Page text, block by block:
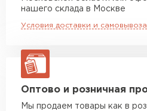
Манипулятор до 20 тн
нашего склада в Москве
Условия доставки и самовывоза
Оптово и розничная
Мы продаем товары как в